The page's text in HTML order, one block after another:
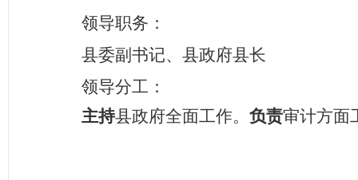
领导职务：
县委副书记、县政府县长
领导分工：
主持县政府全面工作。 负责审计方面